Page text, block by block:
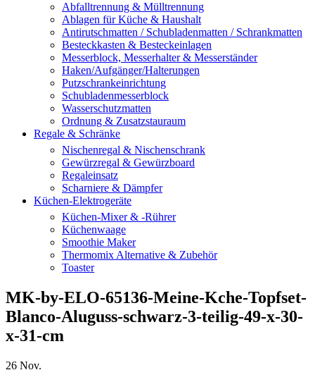
Abfalltrennung & Mülltrennung
Ablagen für Küche & Haushalt
Antirutschmatten / Schubladenmatten / Schrankmatten
Besteckkasten & Besteckeinlagen
Messerblock, Messerhalter & Messerständer
Haken/Aufgänger/Halterungen
Putzschrankeinrichtung
Schubladenmesserblock
Wasserschutzmatten
Ordnung & Zusatzstauraum
Regale & Schränke
Nischenregal & Nischenschrank
Gewürzregal & Gewürzboard
Regaleinsatz
Scharniere & Dämpfer
Küchen-Elektrogeräte
Küchen-Mixer & -Rührer
Küchenwaage
Smoothie Maker
Thermomix Alternative & Zubehör
Toaster
MK-by-ELO-65136-Meine-Kche-Topfset-
Blanco-Aluguss-schwarz-3-teilig-49-x-30-
x-31-cm
26 Nov.